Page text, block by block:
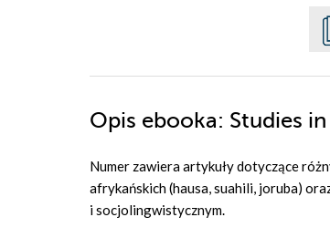
Opis ebooka: Studies
Numer zawiera artykuły dotyczące
afrykańskich (hausa, suahili, joruba)
i socjolingwistycznym.